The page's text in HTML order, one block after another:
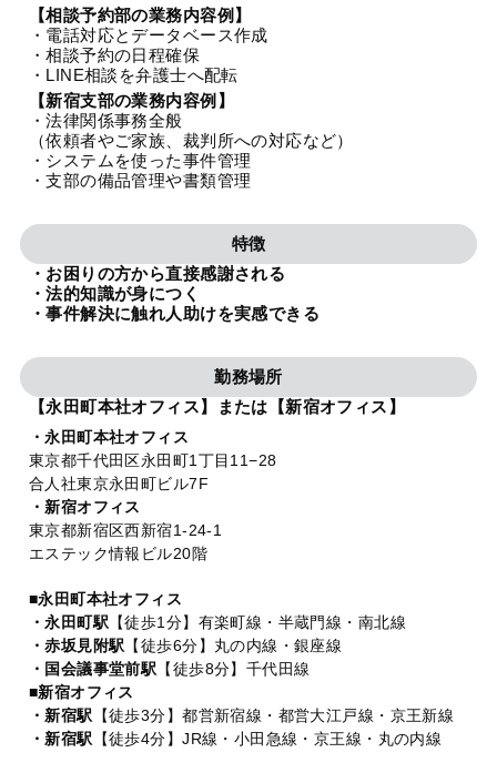
【相談予約部の業務内容例】
・電話対応とデータベース作成
・相談予約の日程確保
・LINE相談を弁護士へ配転
【新宿支部の業務内容例】
・法律関係事務全般
（依頼者やご家族、裁判所への対応など）
・システムを使った事件管理
・支部の備品管理や書類管理
特徴
・お困りの方から直接感謝される
・法的知識が身につく
・事件解決に触れ人助けを実感できる
勤務場所
【永田町本社オフィス】または【新宿オフィス】
・永田町本社オフィス
東京都千代田区永田町1丁目11−28
合人社東京永田町ビル7F
・新宿オフィス
東京都新宿区西新宿1-24-1
エステック情報ビル20階
■永田町本社オフィス
・永田町駅 【徒歩1分】有楽町線・半蔵門線・南北線
・赤坂見附駅 【徒歩6分】丸の内線・銀座線
・国会議事堂前駅 【徒歩8分】千代田線
■新宿オフィス
・新宿駅 【徒歩3分】都営新宿線・都営大江戸線・京王新線
・新宿駅 【徒歩4分】JR線・小田急線・京王線・丸の内線
法人グループ
プライバシーポリシー 利用規約 内部通報
TikTok受賞 定義集